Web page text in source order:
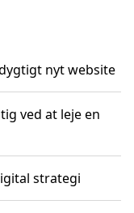
nyt website
ved at leje en
strategi